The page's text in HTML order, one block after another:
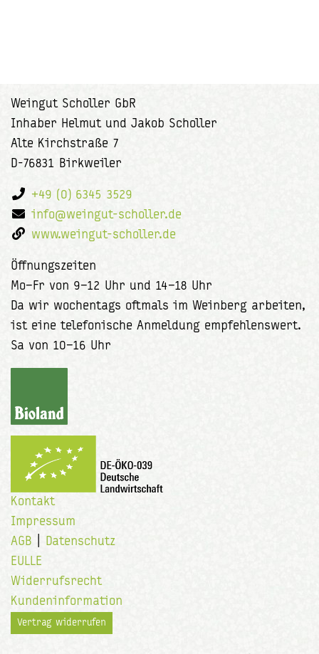
Weingut Scholler GbR
Inhaber Helmut und Jakob Scholler
Alte Kirchstraße 7
D-76831 Birkweiler
+49 (0) 6345 3529
info@weingut-scholler.de
www.weingut-scholler.de
Öffnungszeiten
Mo–Fr von 9–12 Uhr und 14–18 Uhr
Da wir wochentags oftmals im Weinberg arbeiten,
ist eine telefonische Anmeldung empfehlenswert.
Sa von 10–16 Uhr
Kontakt
Impressum
AGB
Datenschutz
EULLE
Widerrufsrecht
Kundeninformation
Vertrag widerrufen